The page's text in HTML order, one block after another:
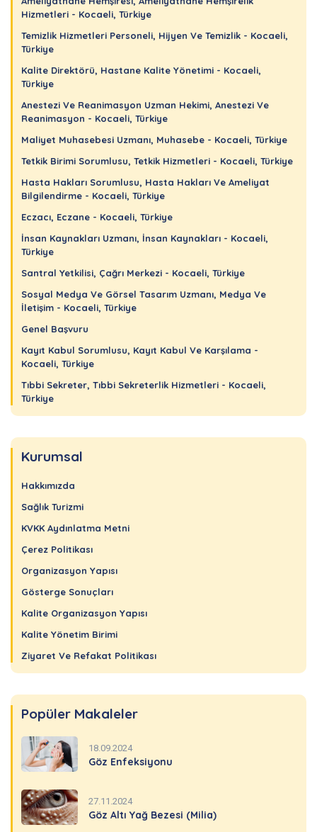
Hizmetleri - Kocaeli, Türkiye
Temizlik Hizmetleri Personeli, Hijyen Ve Temizlik - Kocaeli,
Türkiye
Kalite Direktörü, Hastane Kalite Yönetimi - Kocaeli,
Türkiye
Anestezi Ve Reanimasyon Uzman Hekimi, Anestezi Ve
Reanimasyon - Kocaeli, Türkiye
Maliyet Muhasebesi Uzmanı, Muhasebe - Kocaeli, Türkiye
Tetkik Birimi Sorumlusu, Tetkik Hizmetleri - Kocaeli, Türkiye
Hasta Hakları Sorumlusu, Hasta Hakları Ve Ameliyat
Bilgilendirme - Kocaeli, Türkiye
Eczacı, Eczane - Kocaeli, Türkiye
İnsan Kaynakları Uzmanı, İnsan Kaynakları - Kocaeli,
Türkiye
Santral Yetkilisi, Çağrı Merkezi - Kocaeli, Türkiye
Sosyal Medya Ve Görsel Tasarım Uzmanı, Medya Ve
İletişim - Kocaeli, Türkiye
Genel Başvuru
Kayıt Kabul Sorumlusu, Kayıt Kabul Ve Karşılama -
Kocaeli, Türkiye
Tıbbi Sekreter, Tıbbi Sekreterlik Hizmetleri - Kocaeli,
Türkiye
Kurumsal
Hakkımızda
Sağlık Turizmi
KVKK Aydınlatma Metni
Çerez Politikası
Organizasyon Yapısı
Gösterge Sonuçları
Kalite Organizasyon Yapısı
Kalite Yönetim Birimi
Ziyaret Ve Refakat Politikası
Popüler Makaleler
18.09.2024
Göz Enfeksiyonu
27.11.2024
Göz Altı Yağ Bezesi (Milia)